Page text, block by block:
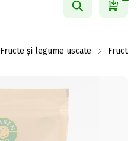
Fructe și legume uscate Fructe